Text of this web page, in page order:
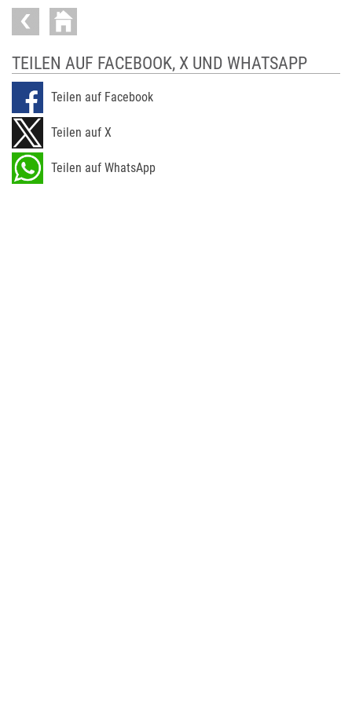
TEILEN AUF FACEBOOK, X UND WHATSAPP
Teilen auf Facebook
Teilen auf X
Teilen auf WhatsApp